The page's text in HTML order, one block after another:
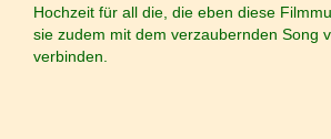
Hochzeit für all die, die eben diese
sie zudem mit dem verzaubernden Song
verbinden.